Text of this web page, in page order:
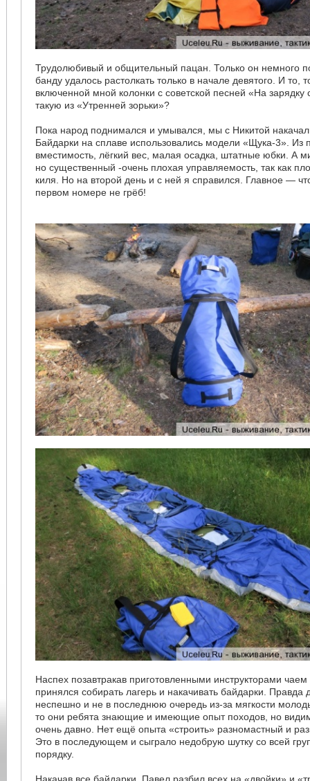
Трудолюбивый и общительный пацан. Только он немного
банду удалось растолкать только в начале девятого. И то,
включенной мной колонки с советской песней «На зарядку
такую из «Утренней зорьки»?
Пока народ поднимался и умывался, мы с Никитой
Байдарки на сплаве использовались модели «Щука-3». Из
вместимость, лёгкий вес, малая осадка, штатные юбки. А
но существенный -очень плохая управляемость, так как
киля. Но на второй день и с ней я справился. Главное —
первом номере не грёб!
Наспех позавтракав приготовленными инструкторами
принялся собирать лагерь и накачивать байдарки. Правда
неспешно и не в последнюю очередь из-за мягкости
то они ребята знающие и имеющие опыт походов, но
очень давно. Нет ещё опыта «строить» разномастный и
Это в последующем и сыграло недобрую шутку со всей
порядку.